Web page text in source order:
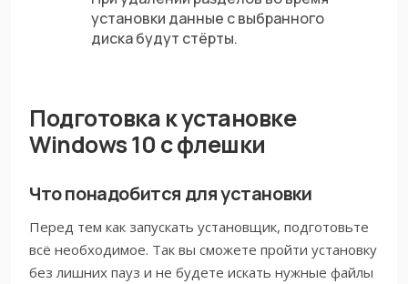
установки данные с выбранного
диска будут стёрты.
Подготовка к установке
Windows 10 с флешки
Что понадобится для установки
Перед тем как запускать установщик, подготовьте
всё необходимое. Так вы сможете пройти установку
без лишних пауз и не будете искать нужные файлы